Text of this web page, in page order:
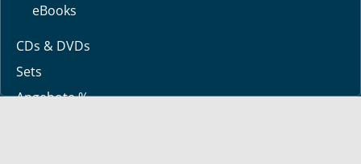
eBooks
CDs & DVDs
Sets
Angebote %